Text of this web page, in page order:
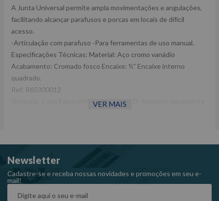
A Junta Universal permite ampla movimentações e angulações,
facilitando alcançar parafusos e porcas em locais de difícil
acesso.
-Articulação com parafuso -Para ferramentas de uso manual.
Especificações Técnicas: Material: Aço cromo vanádio
Acabamento: Cromado fosco Encaixe: ½” Encaixe interno
quadrado.
Ref: R65300012
Garantia: 1 ano Fabricante: GEDORE RED -Imagens meramente
VER MAIS
Newsletter
Cadastre-se e receba nossas novidades e promoções em seu e-
mail!